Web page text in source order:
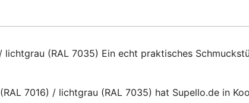
(RAL 7035) Ein echt praktisches
7016) / lichtgrau (RAL 7035) hat Supello.de in